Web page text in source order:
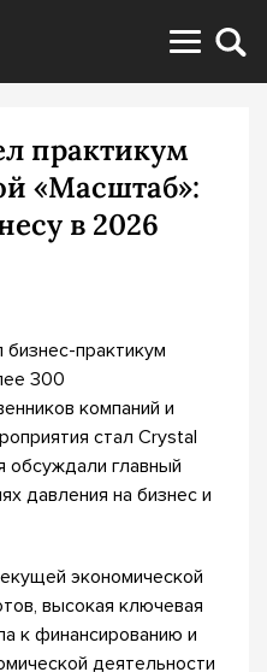
практикум
«Масштаб»:
в 2026
практикум
300
компаний и
стал Crystal
обсуждали главный
давления на бизнес и
экономической
высокая ключевая
к финансированию и
деятельности